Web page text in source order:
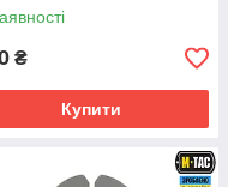
₴
Купити